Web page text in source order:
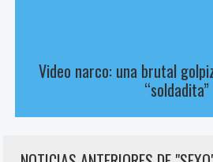
Video narco: una brutal
“soldadita”